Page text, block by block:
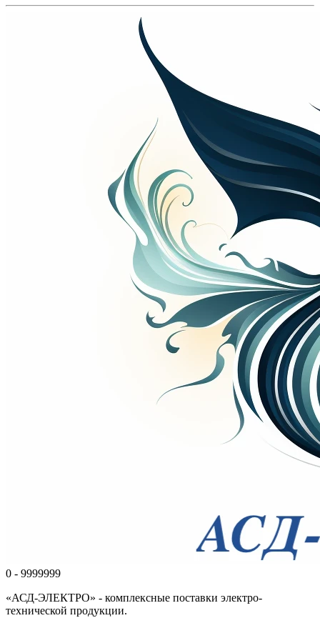
0 - 9999999
«АСД-ЭЛЕКТРО» - комплексные поставки электро-
технической продукции.